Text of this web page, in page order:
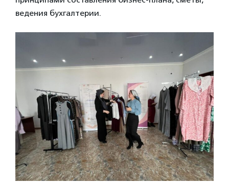
ведения бухгалтерии.